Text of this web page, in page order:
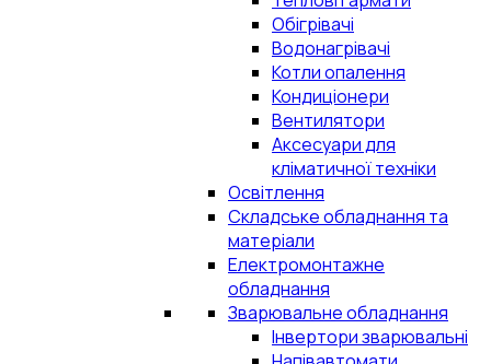
Обігрівачі
Водонагрівачі
Котли опалення
Кондиціонери
Вентилятори
Аксесуари для
кліматичної техніки
Освітлення
Складське обладнання та
матеріали
Електромонтажне
обладнання
Зварювальне обладнання
Інвертори зварювальні